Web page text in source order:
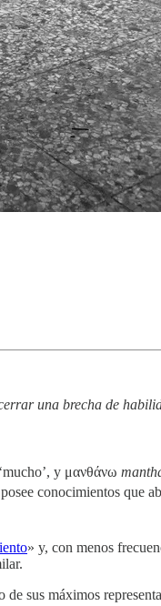
una brecha de
y μανθάνω
conocimientos que
» y, con menos
de sus máximos